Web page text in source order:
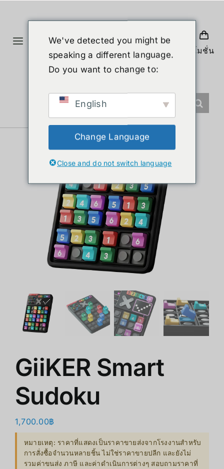
เนื้อหาToggle
Navigation
หน้าแรก
หุ่นยนต์รูปร่างมนุษย์
ข่าวสาร
สินค้าลดราคา
เกี่ยวกับเรา
โปรโมชั่น
GiiKER Smart
Sudoku
1,700.00฿
หมายเหตุ: ราคาที่แสดงเป็นราคาขายส่งจากโรงงานสำหรับ
การสั่งซื้อจำนวนหลายชิ้น ไม่ใช่ราคาขายปลีก และยังไม่
รวมค่าขนส่ง ภาษี และค่าดำเนินการต่างๆ สอบถามราคาที่
We've detected you might be
speaking a different language.
Do you want to change to:
English
Change Language
Close and do not switch language